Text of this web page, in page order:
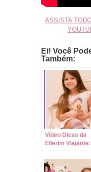
ASSISTA
Ei! Você
Também:
Vídeo Dicas da
Ellerim Viajante:
Tamanho de
Comprar em